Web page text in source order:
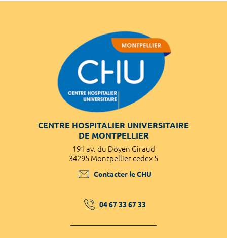
CENTRE HOSPITALIER UNIVERSITAIRE
DE MONTPELLIER
191 av. du Doyen Giraud
34295 Montpellier cedex 5
Contacter le CHU
04 67 33 67 33